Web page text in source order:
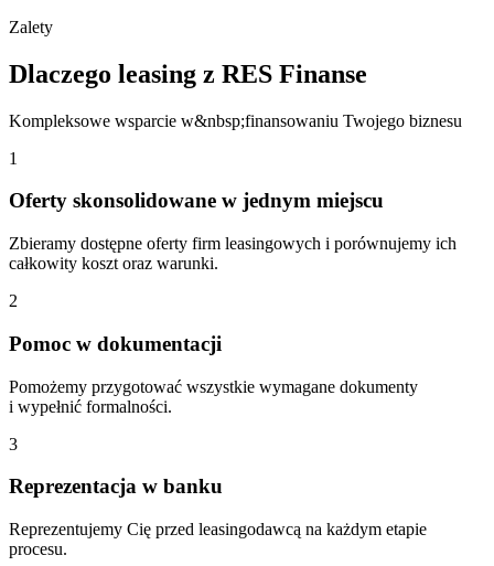
Zalety
Dlaczego leasing z RES Finanse
Kompleksowe wsparcie w&nbsp;finansowaniu Twojego biznesu
1
Oferty skonsolidowane w jednym miejscu
Zbieramy dostępne oferty firm leasingowych i porównujemy ich
całkowity koszt oraz warunki.
2
Pomoc w dokumentacji
Pomożemy przygotować wszystkie wymagane dokumenty
i wypełnić formalności.
3
Reprezentacja w banku
Reprezentujemy Cię przed leasingodawcą na każdym etapie
procesu.